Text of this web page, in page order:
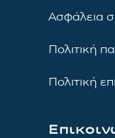
Ασφάλεια
Πολιτική
Πολιτική